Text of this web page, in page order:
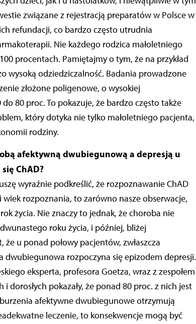
związane z rejestracją preparatów w Polsce w
refundacji, co bardzo często utrudnia
Nie każdego rodzica małoletniego
procentach. Pamiętajmy o tym, że na przykład
odziedziczalność. Badania prowadzone
złożone poligenowe, o wysokiej
80 proc. To pokazuje, że bardzo często także
który dotyka nie tylko małoletniego pacjenta,
rodziny.
afektywną dwubiegunową a depresją u
ChAD?
wyraźnie podkreślić, że rozpoznawanie ChAD
rozpoznania, to zarówno nasze obserwacje,
życia. Nie znaczy to jednak, że choroba nie
roku życia, i później, bliżej
u ponad połowy pacjentów, zwłaszcza
dwubiegunowa rozpoczyna się epizodem depresji.
eksperta, profesora Goetza, wraz z zespołem
pokazały, że ponad 80 proc. z nich jest
afektywne dwubiegunowe otrzymują
leczenie, to konsekwencje mogą być